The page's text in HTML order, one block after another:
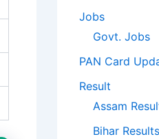
Jobs
Govt. Jobs
PAN Card
Result
Assam
Bihar Results